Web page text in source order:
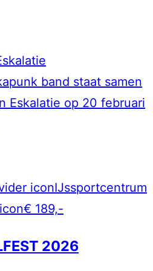
band staat samen
Eskalatie op 20 februari
IJssportcentrum
€ 189,-
2026